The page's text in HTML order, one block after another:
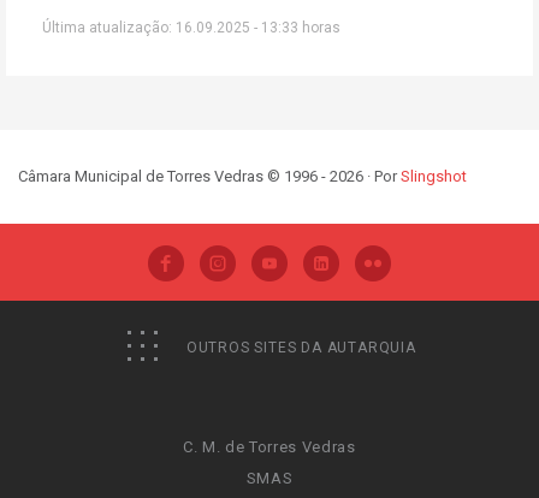
Última atualização: 16.09.2025 - 13:33 horas
Câmara Municipal de Torres Vedras © 1996 - 2026 · PorSlingshot
OUTROS SITES DA AUTARQUIA
C. M. de Torres Vedras
SMAS